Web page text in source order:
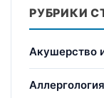
РУБРИКИ
Акушерство
Аллергология